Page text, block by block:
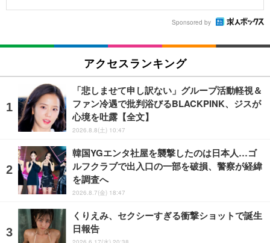
Sponsored by
アクセスランキング
「悲しませて申し訳ない」グループ活動軽視＆
ファン冷遇で批判浴びるBLACKPINK、ジスが
心境を吐露【全文】
2026.8.8(土) 10:47
韓国YGエンタ社屋を襲撃したのは日本人…ゴ
ルフクラブで出入口の一部を破損、警察が経緯
を調査へ
2026.8.7(金) 18:47
くりえみ、セクシーすぎる衝撃ショットで誕生
日報告